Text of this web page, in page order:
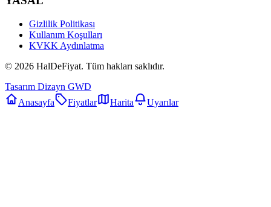
Gizlilik Politikası
Kullanım Koşulları
KVKK Aydınlatma
© 2026 HalDeFiyat. Tüm hakları saklıdır.
Tasarım Dizayn GWD
Anasayfa
Fiyatlar Harita Uyarılar